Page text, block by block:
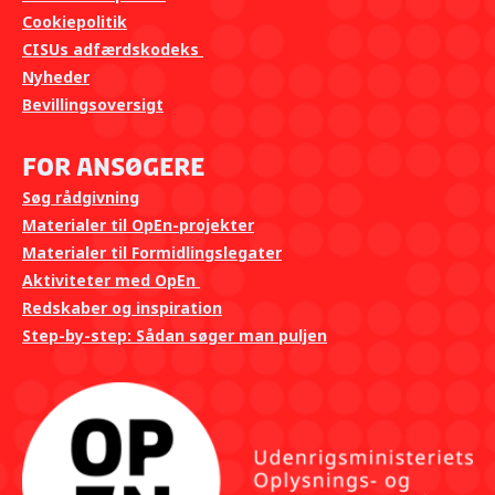
Cookiepolitik
CISUs adfærdskodeks
Nyheder
Bevillingsoversigt
For ansøgere
Søg rådgivning
Materialer til OpEn-projekter
Materialer til Formidlingslegater
Aktiviteter med OpEn
Redskaber og inspiration
Step-by-step: Sådan søger man puljen